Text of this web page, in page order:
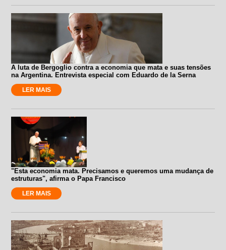
A luta de Bergoglio contra a economia que mata e suas tensões
na Argentina. Entrevista especial com Eduardo de la Serna
LER MAIS
"Esta economia mata. Precisamos e queremos uma mudança de
estruturas", afirma o Papa Francisco
LER MAIS